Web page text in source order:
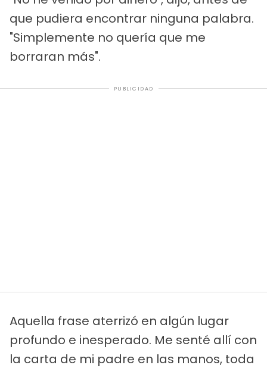
que pudiera encontrar ninguna palabra.
"Simplemente no quería que me
borraran más".
PUBLICIDAD
Aquella frase aterrizó en algún lugar
profundo e inesperado. Me senté allí con
la carta de mi padre en las manos, toda